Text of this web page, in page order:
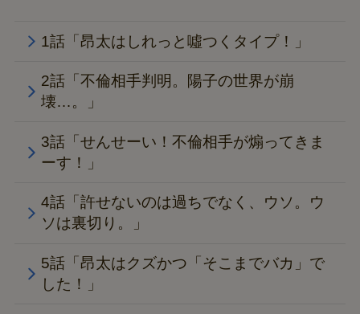
1話「昂太はしれっと噓つくタイプ！」
2話「不倫相手判明。陽子の世界が崩
壊…。」
3話「せんせーい！不倫相手が煽ってきま
ーす！」
4話「許せないのは過ちでなく、ウソ。ウ
ソは裏切り。」
5話「昂太はクズかつ「そこまでバカ」で
した！」